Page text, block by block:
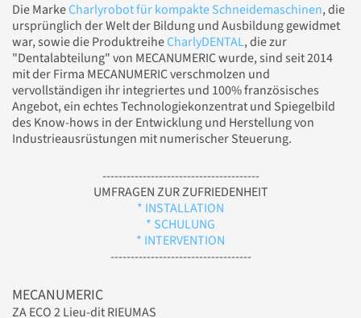
Die MarkeCharlyrobot für kompakte Schneidemaschinen, die
ursprünglich der Welt der Bildung und Ausbildung gewidmet
war, sowie die ProduktreiheCharlyDENTAL, die zur
"Dentalabteilung" von MECANUMERIC wurde, sind seit 2014
mit der Firma MECANUMERIC verschmolzen und
vervollständigen ihr integriertes und 100% französisches
Angebot, ein echtes Technologiekonzentrat und Spiegelbild
des Know-hows in der Entwicklung und Herstellung von
Industrieausrüstungen mit numerischer Steuerung.
---------------------------------------
UMFRAGEN ZUR ZUFRIEDENHEIT
* INSTALLATION
* SCHULUNG
* INTERVENTION
-----------------------------------
MECANUMERIC
ZA ECO 2 Lieu-dit RIEUMAS